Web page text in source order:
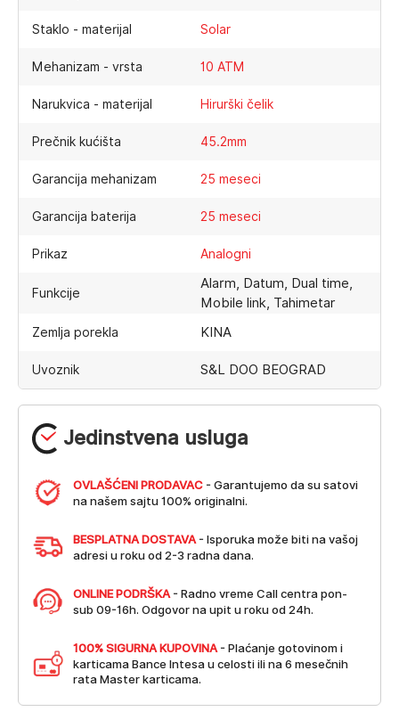
Jedinstvena usluga
OVLAŠĆENI PRODAVAC - Garantujemo da su satovi
na našem sajtu 100% originalni.
BESPLATNA DOSTAVA - Isporuka može biti na vašoj
adresi u roku od 2-3 radna dana.
ONLINE PODRŠKA - Radno vreme Call centra pon-
sub 09-16h. Odgovor na upit u roku od 24h.
100% SIGURNA KUPOVINA - Plaćanje gotovinom i
karticama Bance Intesa u celosti ili na 6 mesečnih
rata Master karticama.
Staklo - materijal Solar
Mehanizam - vrsta 10 ATM
Narukvica - materijal Hirurški čelik
Prečnik kućišta 45.2mm
Garancija mehanizam 25 meseci
Garancija baterija 25 meseci
Prikaz Analogni
Funkcije
Alarm, Datum, Dual time,
Mobile link, Tahimetar
Zemlja porekla KINA
Uvoznik S&L DOO BEOGRAD